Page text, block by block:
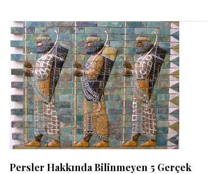
Persler Hakkında Bilinmeyen 5 Gerçek